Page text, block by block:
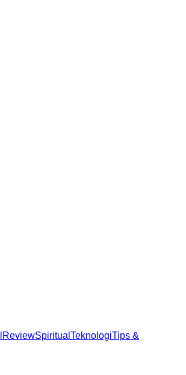
ReviewSpiritual TeknologiTips &